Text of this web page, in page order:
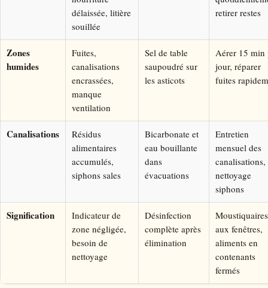
délaissée, litière
souillée
retirer restes
Zones
humides
Fuites,
canalisations
encrassées,
manque
ventilation
Sel de table
saupoudré sur
les asticots
Aérer 15 min
jour, réparer
fuites
Canalisations
Résidus
alimentaires
accumulés,
siphons sales
Bicarbonate et
eau bouillante
dans
évacuations
Entretien
mensuel des
canalisations,
nettoyage
siphons
Signification
Indicateur de
zone négligée,
besoin de
nettoyage
Désinfection
complète après
élimination
Moustiquaires
aux fenêtres,
aliments en
contenants
fermés